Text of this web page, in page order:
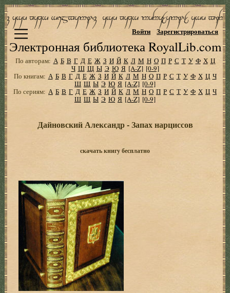
Электронная библиотека RoyalLib.com
Войти Зарегистрироваться
По авторам: А Б В Г Д Е Ж З И Й К Л М Н О П Р С Т У Ф Х Ц
Ч Ш Щ Ы Э Ю Я [A-Z] [0-9]
По книгам: А Б В Г Д Е Ж З И Й К Л М Н О П Р С Т У Ф Х Ц Ч
Ш Щ Ы Э Ю Я [A-Z] [0-9]
По сериям: А Б В Г Д Е Ж З И Й К Л М Н О П Р С Т У Ф Х Ц Ч
Ш Щ Ы Э Ю Я [A-Z] [0-9]
Дайновский Александр - Запах нарциссов
скачать книгу бесплатно